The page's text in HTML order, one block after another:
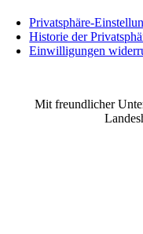
Privatsphäre-
Historie der
Einwilligungen
Mit freundlicher